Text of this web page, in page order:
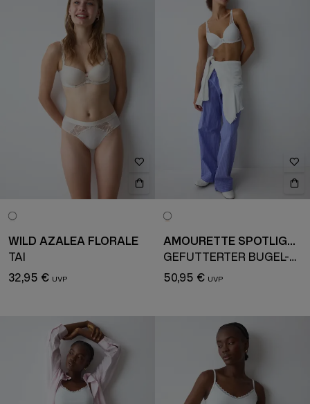
WILD AZALEA FLORALE
TAI
32,95 €
AMOURETTE SPOTLIGHT
GEFÜTTERTER BÜGEL-BH
50,95 €